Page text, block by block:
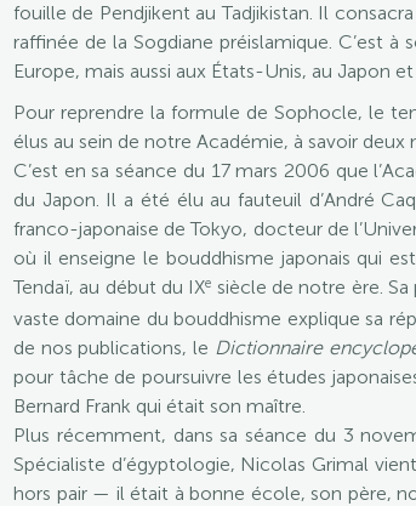
fouille de Pendjikent au Tadjikistan. Il
raffinée de la Sogdiane préislamique. C’est
Europe, mais aussi aux États-Unis, au Japon
Pour reprendre la formule de Sophocle, le
élus au sein de notre Académie, à savoir
C’est en sa séance du 17 mars 2006 que
du Japon. Il a été élu au fauteuil d’André
franco-japonaise de Tokyo, docteur de
où il enseigne le bouddhisme japonais qui
Tendaï, au début du IXe siècle de notre ère.
vaste domaine du bouddhisme explique sa
de nos publications, le Dictionnaire
pour tâche de poursuivre les études
Bernard Frank qui était son maître.
Plus récemment, dans sa séance du 3
Spécialiste d’égyptologie, Nicolas Grimal
hors pair — il était à bonne école, son père,